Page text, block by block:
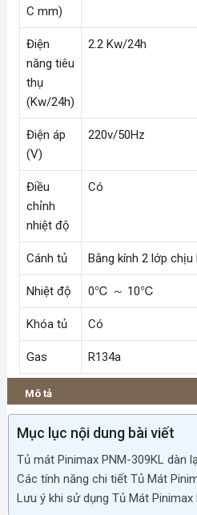
C mm)
Điện
năng tiêu
thụ
(Kw/24h)
2.2 Kw/24h
Điện áp
(V)
220v/50Hz
Điều
chỉnh
nhiệt độ
Có
Cánh tủ Bằng kính 2 lớp
Nhiệt độ 0℃ ～ 10℃
Khóa tủ Có
Gas R134a
Mô tả
Mục lục nội dung bài viết
Tủ mát Pinimax PNM-309KL dàn
Các tính năng chi tiết Tủ Mát
Lưu ý khi sử dụng Tủ Mát Pinimax